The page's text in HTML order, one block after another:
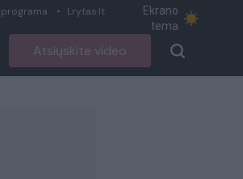
programa Lrytas.lt
Ekrano
tema
Atsiųskite video